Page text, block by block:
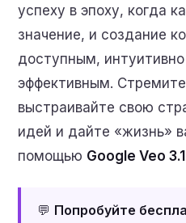
успеху в эпоху, когда
значение, и создание
доступным,
эффективным.
выстраивайте свою
идей и дайте «жизнь»
помощью Google Veo 3.1
💬 Попробуйте